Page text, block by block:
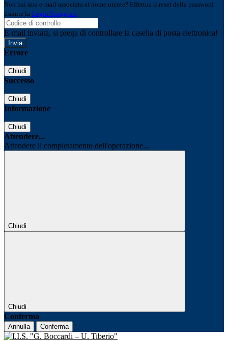
Non hai una e-mail associata al nome utente? Effettua il reset della password
tramite la Login Spaggiari
E-mail inviata, si prega di controllare la casella di posta elettronica!
Errore
Chiudi
Successo
Chiudi
Informazione
Chiudi
Attendere...
Attendere il completamento dell'operazione...
Chiudi
Chiudi
Conferma
Annulla Conferma